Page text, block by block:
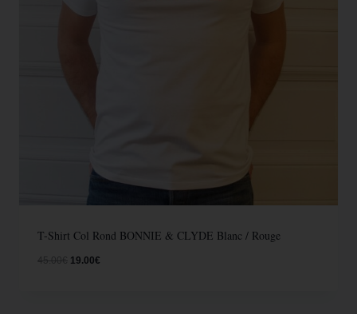
T-Shirt Col Rond BONNIE & CLYDE Blanc / Rouge
19.00€